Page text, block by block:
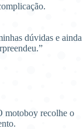
dúvidas e ainda
motoboy recolhe o